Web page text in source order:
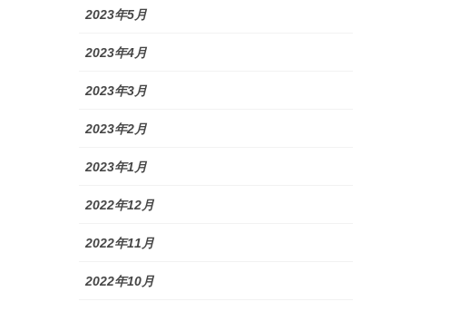
2023年5月
2023年4月
2023年3月
2023年2月
2023年1月
2022年12月
2022年11月
2022年10月